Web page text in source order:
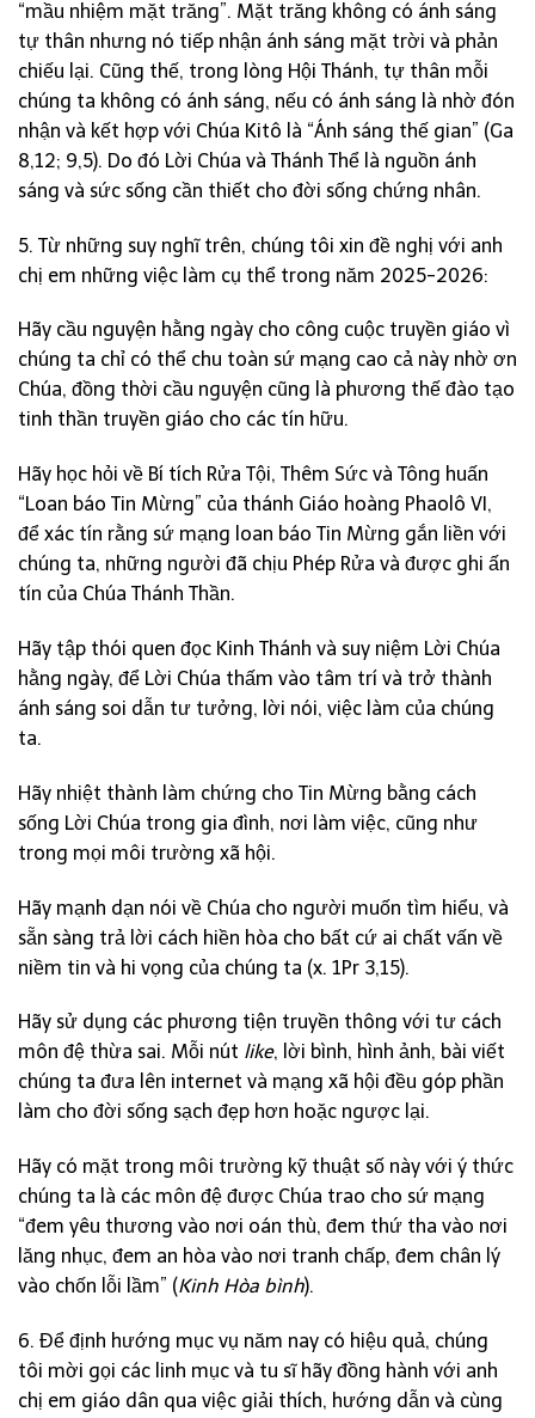
“mầu nhiệm mặt trăng”. Mặt trăng không có ánh sáng
tự thân nhưng nó tiếp nhận ánh sáng mặt trời và phản
chiếu lại. Cũng thế, trong lòng Hội Thánh, tự thân mỗi
chúng ta không có ánh sáng, nếu có ánh sáng là nhờ đón
nhận và kết hợp với Chúa Kitô là “Ánh sáng thế gian” (Ga
8,12; 9,5). Do đó Lời Chúa và Thánh Thể là nguồn ánh
sáng và sức sống cần thiết cho đời sống chứng nhân.
5. Từ những suy nghĩ trên, chúng tôi xin đề nghị với anh
chị em những việc làm cụ thể trong năm 2025-2026:
Hãy cầu nguyện hằng ngày cho công cuộc truyền giáo vì
chúng ta chỉ có thể chu toàn sứ mạng cao cả này nhờ ơn
Chúa, đồng thời cầu nguyện cũng là phương thế đào tạo
tinh thần truyền giáo cho các tín hữu.
Hãy học hỏi về Bí tích Rửa Tội, Thêm Sức và Tông huấn
“Loan báo Tin Mừng” của thánh Giáo hoàng Phaolô VI,
để xác tín rằng sứ mạng loan báo Tin Mừng gắn liền với
chúng ta, những người đã chịu Phép Rửa và được ghi ấn
tín của Chúa Thánh Thần.
Hãy tập thói quen đọc Kinh Thánh và suy niệm Lời Chúa
hằng ngày, để Lời Chúa thấm vào tâm trí và trở thành
ánh sáng soi dẫn tư tưởng, lời nói, việc làm của chúng
ta.
Hãy nhiệt thành làm chứng cho Tin Mừng bằng cách
sống Lời Chúa trong gia đình, nơi làm việc, cũng như
trong mọi môi trường xã hội.
Hãy mạnh dạn nói về Chúa cho người muốn tìm hiểu, và
sẵn sàng trả lời cách hiền hòa cho bất cứ ai chất vấn về
niềm tin và hi vọng của chúng ta (x. 1Pr 3,15).
Hãy sử dụng các phương tiện truyền thông với tư cách
môn đệ thừa sai. Mỗi nút like, lời bình, hình ảnh, bài viết
chúng ta đưa lên internet và mạng xã hội đều góp phần
làm cho đời sống sạch đẹp hơn hoặc ngược lại.
Hãy có mặt trong môi trường kỹ thuật số này với ý thức
chúng ta là các môn đệ được Chúa trao cho sứ mạng
“đem yêu thương vào nơi oán thù, đem thứ tha vào nơi
lăng nhục, đem an hòa vào nơi tranh chấp, đem chân lý
vào chốn lỗi lầm” (Kinh Hòa bình).
6. Để định hướng mục vụ năm nay có hiệu quả, chúng
tôi mời gọi các linh mục và tu sĩ hãy đồng hành với anh
chị em giáo dân qua việc giải thích, hướng dẫn và cùng